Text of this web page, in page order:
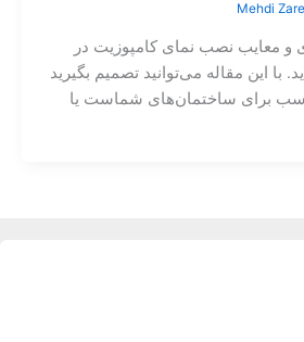
Mehdi
و معایب نصب نمای کامپوزیت در
با این مقاله می‌توانید تصمیم بگیرید
برای ساختمان‌های شماست یا